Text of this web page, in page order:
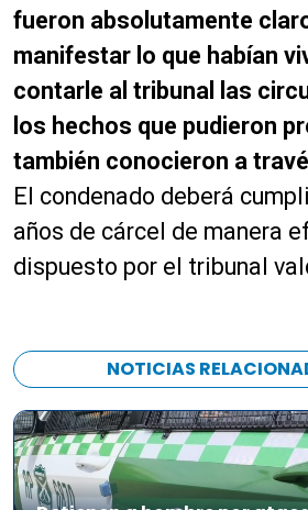
fueron absolutamente
manifestar lo que habían
contarle al tribunal las
los hechos que pudieron
también conocieron a
El condenado deberá
años de cárcel de manera
dispuesto por el tribunal
NOTICIAS